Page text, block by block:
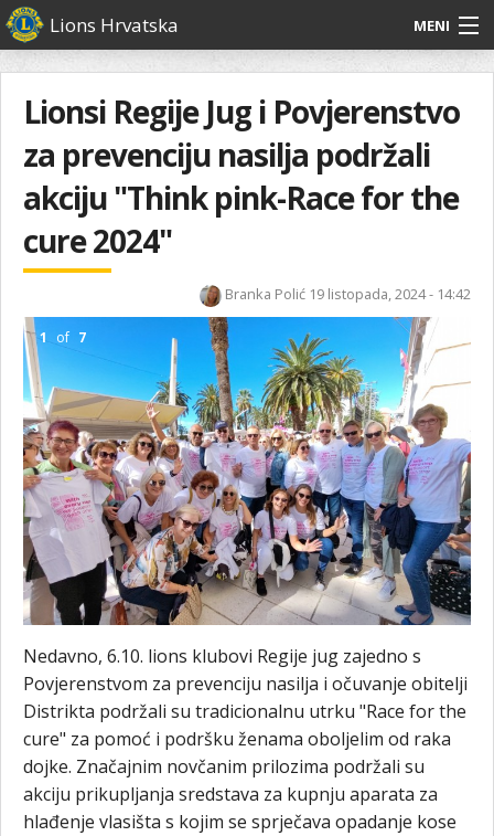
Skoči
na
glavni
Lions Hrvatska MENI
O nama
Lions Distrikt 126
Naši projekti
Aktivnosti
Glavni
izbornik
O
nama
Lions
Distrikt
Naši
projekti
Aktivnosti
Lionsi Regije Jug i Povjerenstvo
za prevenciju nasilja podržali
akciju "Think pink-Race for the
cure 2024"
Branka Polić 19 listopada, 2024 - 14:42
1 of 7
Nedavno, 6.10. lions klubovi Regije jug zajedno s
Povjerenstvom za prevenciju nasilja i očuvanje obitelji
Distrikta podržali su tradicionalnu utrku "Race for the
cure" za pomoć i podršku ženama oboljelim od raka
dojke. Značajnim novčanim prilozima podržali su
akciju prikupljanja sredstava za kupnju aparata za
hlađenje vlasišta s kojim se sprječava opadanje kose